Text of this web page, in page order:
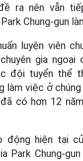
ra nên vẫn
Chung-gun
luyện viên
gia ngoại
đội tuyển thể
làm việc ở chúng
có hơn 12
động hiện tại
Park Chung-